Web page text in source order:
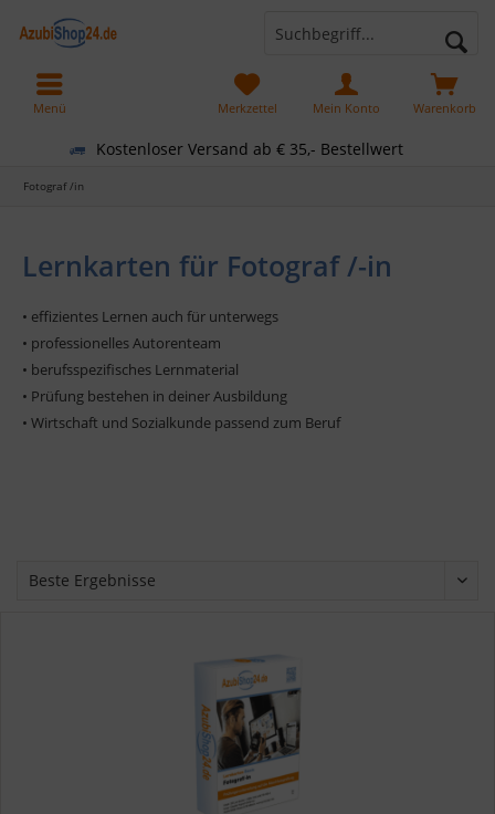
Kostenloser Versand ab € 35,- Bestellwert
Warenkorb
Merkzettel Mein Konto
Menü
Fotograf /in
Lernkarten für Fotograf /-in
• effizientes Lernen auch für unterwegs
• professionelles Autorenteam
• berufsspezifisches Lernmaterial
• Prüfung bestehen in deiner Ausbildung
• Wirtschaft und Sozialkunde passend zum Beruf